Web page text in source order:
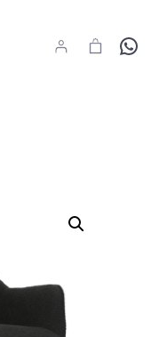
Hola